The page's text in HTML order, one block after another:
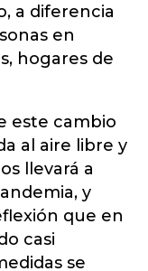
a diferencia
en
hogares de
este cambio
al aire libre y
llevará a
y
que en
casi
se